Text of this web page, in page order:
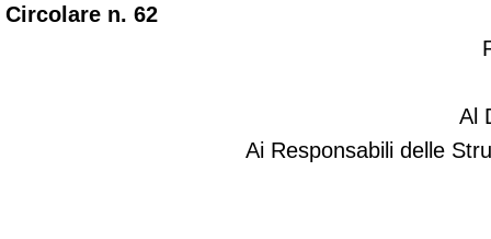
Circolare n. 62
Al
Ai Responsabili delle